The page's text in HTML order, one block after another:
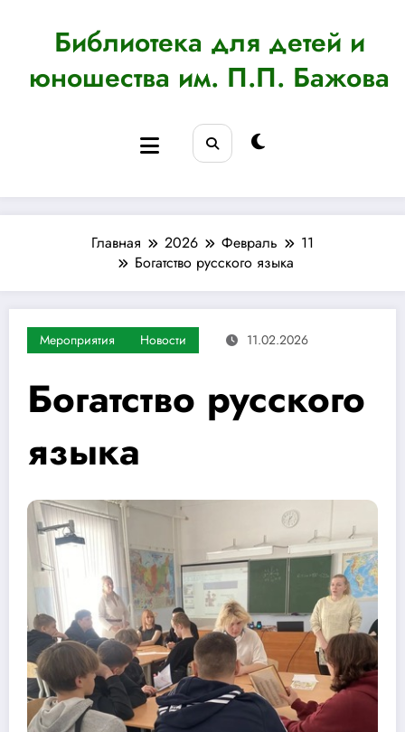
содержимомуБиблиотека для детей и
юношества им. П.П. Бажова
Главная 2026 Февраль
11
Богатство русского языка
Мероприятия Новости 11.02.2026
Богатство русского
языка